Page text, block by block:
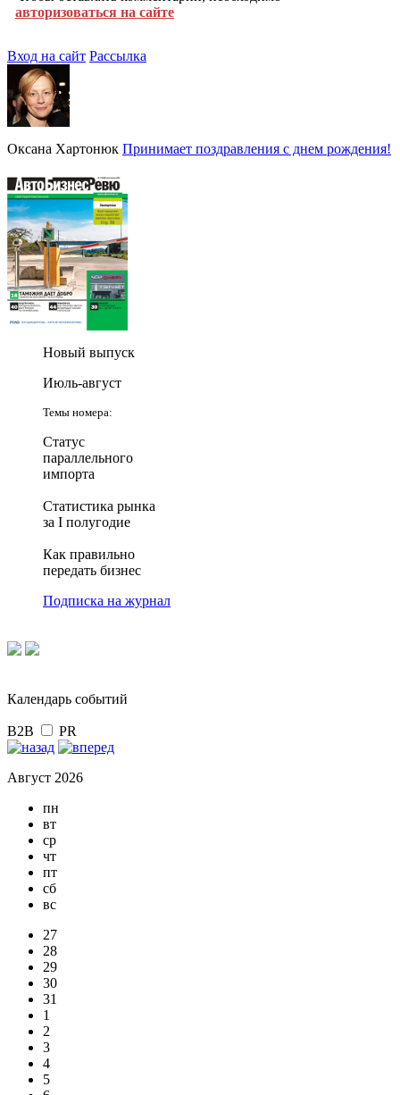
авторизоваться на сайте
Вход на сайт Рассылка
Оксана Хартонюк Принимает поздравления с днем рождения!
Новый выпуск
Июль-август
Темы номера:
Статус
параллельного
импорта
Статистика рынка
за I полугодие
Как правильно
передать бизнес
Подписка на журнал
Календарь событий
B2B PR
Август 2026
пн
вт
ср
чт
пт
сб
вс
27
28
29
30
31
1
2
3
4
5